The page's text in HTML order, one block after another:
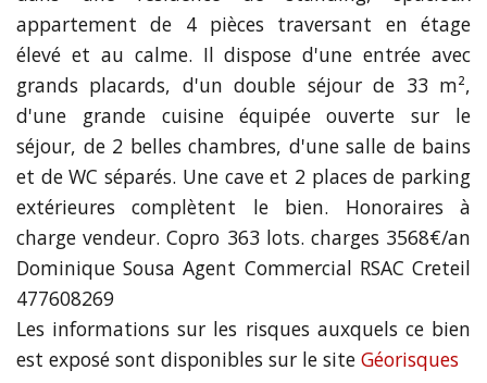
appartement de 4 pièces traversant en étage
élevé et au calme. Il dispose d'une entrée avec
grands placards, d'un double séjour de 33 m²,
d'une grande cuisine équipée ouverte sur le
séjour, de 2 belles chambres, d'une salle de bains
et de WC séparés. Une cave et 2 places de parking
extérieures complètent le bien. Honoraires à
charge vendeur. Copro 363 lots. charges 3568€/an
Dominique Sousa Agent Commercial RSAC Creteil
477608269
Les informations sur les risques auxquels ce bien
est exposé sont disponibles sur le site Géorisques